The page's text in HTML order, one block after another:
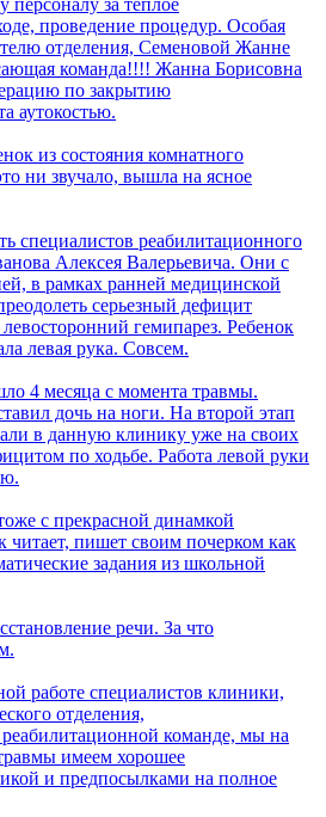
проведение процедур. Особая
отделения, Семеновой Жанне
команда!!!! Жанна Борисовна
по закрытию
аутокостью.
из состояния комнатного
ни звучало, вышла на ясное
специалистов реабилитационного
Алексея Валерьевича. Они с
в рамках ранней медицинской
серьезный дефицит
гемипарез. Ребенок
левая рука. Совсем.
4 месяца с момента травмы.
дочь на ноги. На второй этап
в данную клинику уже на своих
по ходьбе. Работа левой руки
с прекрасной динамкой
читает, пишет своим почерком как
задания из школьной
речи. За что
работе специалистов клиники,
отделения,
команде, мы на
имеем хорошее
и предпосылками на полное